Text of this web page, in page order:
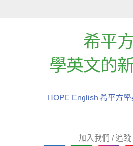
希平方
學英文的
HOPE English 希平方學
加入我們 / 追蹤